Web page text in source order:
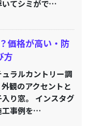
いてシミがで…
価格が高い・防
方
ラルカントリー調
観のアクセントと
り窓。 インスタグ
工事例を…